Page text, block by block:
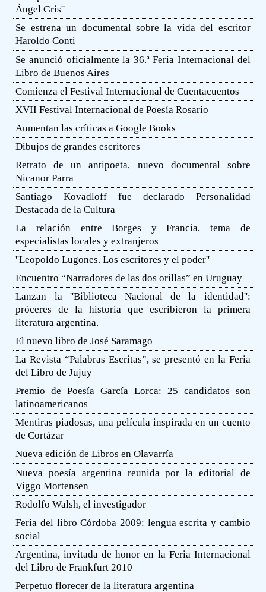
Ángel Gris''
Se estrena un documental sobre la vida del escritor
Haroldo Conti
Se anunció oficialmente la 36.ª Feria Internacional del
Libro de Buenos Aires
Comienza el Festival Internacional de Cuentacuentos
XVII Festival Internacional de Poesía Rosario
Aumentan las críticas a Google Books
Dibujos de grandes escritores
Retrato de un antipoeta, nuevo documental sobre
Nicanor Parra
Santiago Kovadloff fue declarado Personalidad
Destacada de la Cultura
La relación entre Borges y Francia, tema de
especialistas locales y extranjeros
''Leopoldo Lugones. Los escritores y el poder''
Encuentro “Narradores de las dos orillas” en Uruguay
Lanzan la ''Biblioteca Nacional de la identidad'':
próceres de la historia que escribieron la primera
literatura argentina.
El nuevo libro de José Saramago
La Revista “Palabras Escritas”, se presentó en la Feria
del Libro de Jujuy
Premio de Poesía García Lorca: 25 candidatos son
latinoamericanos
Mentiras piadosas, una película inspirada en un cuento
de Cortázar
Nueva edición de Libros en Olavarría
Nueva poesía argentina reunida por la editorial de
Viggo Mortensen
Rodolfo Walsh, el investigador
Feria del libro Córdoba 2009: lengua escrita y cambio
social
Argentina, invitada de honor en la Feria Internacional
del Libro de Frankfurt 2010
Perpetuo florecer de la literatura argentina